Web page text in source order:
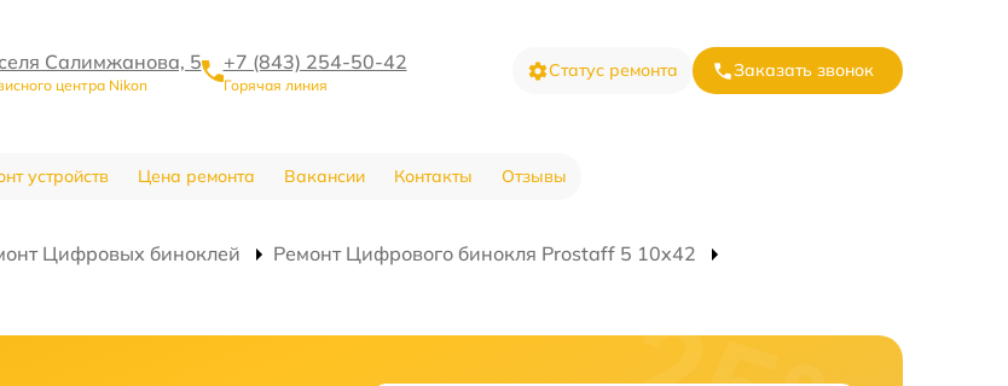
Салимжанова, 5
центра Nikon
+7 (843) 254-50-42
Горячая линия
Статус ремонта Заказать звонок
устройств Цена ремонта Вакансии Контакты Отзывы
Цифровых биноклей
Ремонт Цифрового бинокля Prostaff 5 10x42